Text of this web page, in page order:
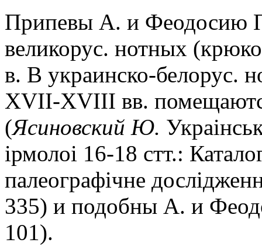
Припевы А. и Феодосию
великорус. нотных
в. В украинско-белорус.
XVII-XVIII вв.
(Ясиновский Ю.
iрмолоi 16-18 стт.:
палеографiчне
335) и подобны А. и
101).